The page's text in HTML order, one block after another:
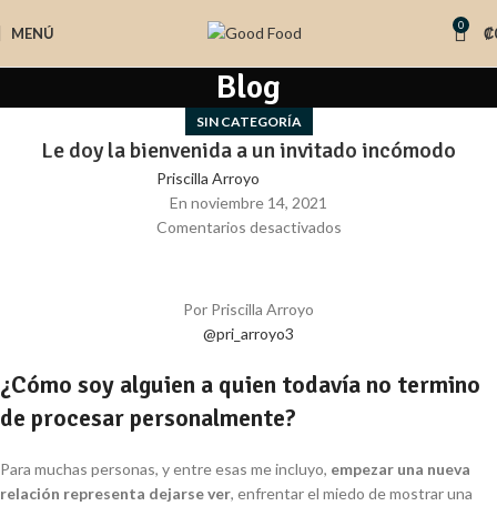
MENÚ 0 ₡
Blog
SIN CATEGORÍA
Le doy la bienvenida a un invitado incómodo
Priscilla Arroyo
En noviembre 14, 2021
Comentarios desactivados
Por Priscilla Arroyo
@pri_arroyo3
¿Cómo soy alguien a quien todavía no termino
de procesar personalmente?
Para muchas personas, y entre esas me incluyo, empezar una nueva
relación representa dejarse ver, enfrentar el miedo de mostrar una